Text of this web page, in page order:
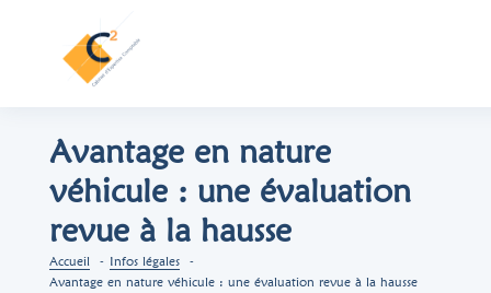
Avantage en nature
véhicule : une évaluation
revue à la hausse
Accueil
Infos légales
Avantage en nature véhicule : une évaluation revue à la hausse